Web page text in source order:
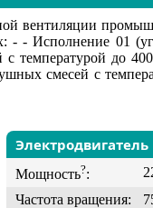
вентиляции
- - Исполнение 01
температурой до
смесей с
Электродвигатель
Мощность?:
Частота вращения: